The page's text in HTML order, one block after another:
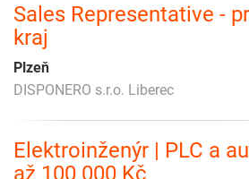
Sales Representative -
kraj
Plzeň
DISPONERO s.r.o. Liberec
Elektroinženýr | PLC a
až 100 000 Kč